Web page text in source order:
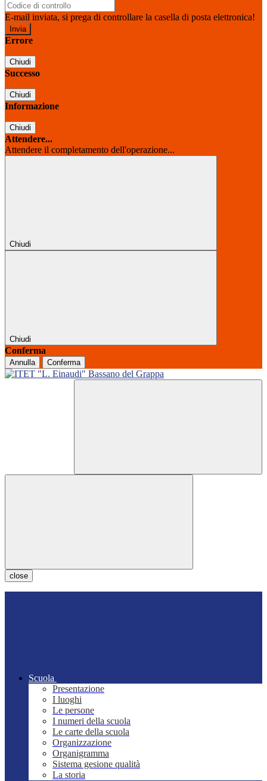
E-mail inviata, si prega di controllare la casella di posta elettronica!
Errore
Chiudi
Successo
Chiudi
Informazione
Chiudi
Attendere...
Attendere il completamento dell'operazione...
Chiudi
Chiudi
Conferma
Annulla Conferma
close
Scuola
Presentazione
I luoghi
Le persone
I numeri della scuola
Le carte della scuola
Organizzazione
Organigramma
Sistema gesione qualità
La storia